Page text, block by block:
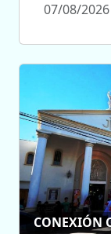
07/08/2026
CONEXIÓN